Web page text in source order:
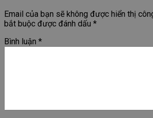
Email của bạn sẽ không được hiển thị
bắt buộc được đánh dấu *
Bình luận *